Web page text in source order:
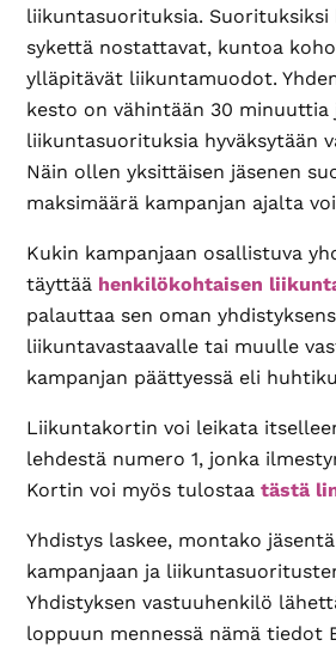
liikuntasuorituksia. Suorituksiksi
sykettä nostattavat, kuntoa
ylläpitävät liikuntamuodot.
kesto on vähintään 30 minuuttia
liikuntasuorituksia hyväksytään
Näin ollen yksittäisen jäsenen
maksimäärä kampanjan ajalta
Kukin kampanjaan osallistuva
täyttää henkilökohtaisen
palauttaa sen oman
liikuntavastaavalle tai muulle
kampanjan päättyessä eli
Liikuntakortin voi leikata
lehdestä numero 1, jonka
Kortin voi myös tulostaa tästä
Yhdistys laskee, montako
kampanjaan ja
Yhdistyksen vastuuhenkilö
loppuun mennessä nämä tiedot